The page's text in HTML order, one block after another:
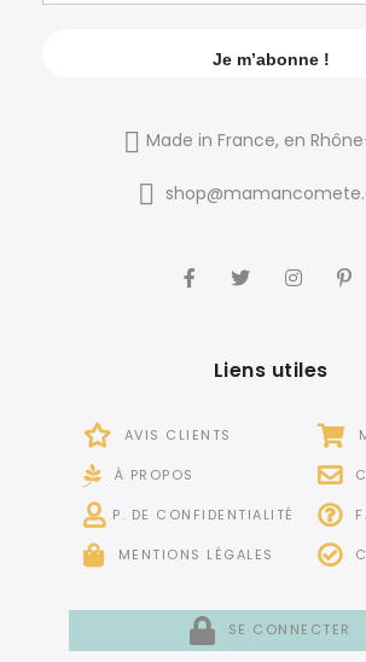
Made in France, en
Liens utiles
AVIS CLIENTS
À PROPOS
P. DE CONFIDENTIALITÉ
MENTIONS LÉGALES
SE CONNECTER